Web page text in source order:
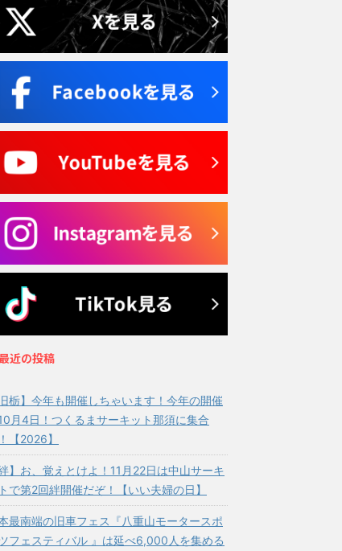
近の投稿
旧栃】今年も開催しちゃいます！今年の開催
月4日！つくるまサーキット那須に集合
【2026】
絆】お、覚えとけよ！11月22日は中山サーキ
で第2回絆開催だぞ！【いい夫婦の日】
最南端の旧車フェス『八重山モータースポ
フェスティバル 』は延べ6,000人を集める